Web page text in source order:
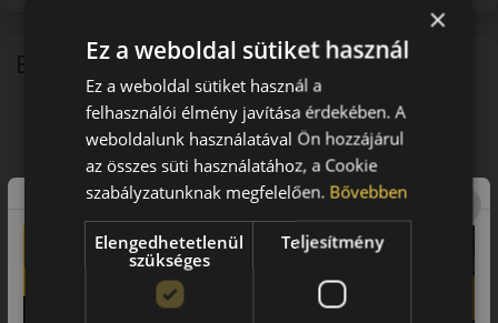
EU-s abroncscímke
×
Ez a weboldal sütiket használ
Ez a weboldal sütiket használ a
felhasználói élmény javítása érdekében. A
weboldalunk használatával Ön hozzájárul
az összes süti használatához, a Cookie
szabályzatunknak megfelelően. Bővebben
Elengedhetetlenül
szükséges
Teljesítmény